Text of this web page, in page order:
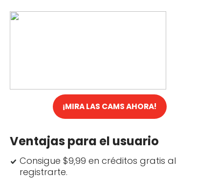
¡MIRA LAS CAMS AHORA!
Ventajas para el usuario
Consigue $9,99 en créditos gratis al
registrarte.